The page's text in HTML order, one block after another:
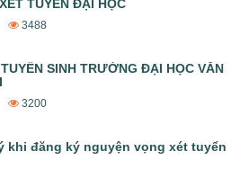
TUYỂN ĐẠI HỌC
3488
SINH TRƯỜNG ĐẠI HỌC VĂN
3200
khi đăng ký nguyện vọng xét tuyển